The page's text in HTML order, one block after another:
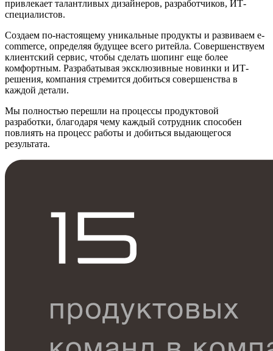
привлекает талантливых дизайнеров, разработчиков, ИТ-
специалистов.
Создаем по-настоящему уникальные продукты и развиваем e-
commerce, определяя будущее всего ритейла. Совершенствуем
клиентский сервис, чтобы сделать шопинг еще более
комфортным. Разрабатывая эксклюзивные новинки и ИТ-
решения, компания стремится добиться совершенства в
каждой детали.
Мы полностью перешли на процессы продуктовой
разработки, благодаря чему каждый сотрудник способен
повлиять на процесс работы и добиться выдающегося
результата.